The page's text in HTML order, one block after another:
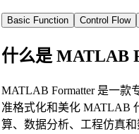
Basic Function Control Flow
什么是 MATLAB
MATLAB Formatter 是一款
准格式化和美化 MATLAB
算、数据分析、工程仿真